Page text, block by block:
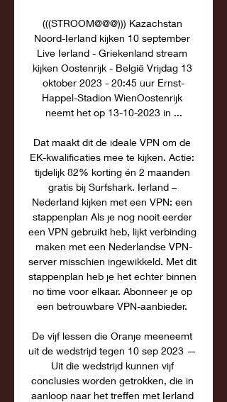
(((STROOM@@@))) Kazachstan
Noord-Ierland kijken 10 september
Live Ierland - Griekenland stream
kijken Oostenrijk - België Vrijdag 13
oktober 2023 - 20:45 uur Ernst-
Happel-Stadion WienOostenrijk
neemt het op 13-10-2023 in ...
Dat maakt dit de ideale VPN om de
EK-kwalificaties mee te kijken. Actie:
tijdelijk 82% korting én 2 maanden
gratis bij Surfshark. Ierland –
Nederland kijken met een VPN: een
stappenplan Als je nog nooit eerder
een VPN gebruikt heb, lijkt verbinding
maken met een Nederlandse VPN-
server misschien ingewikkeld. Met dit
stappenplan heb je het echter binnen
no time voor elkaar. Abonneer je op
een betrouwbare VPN-aanbieder.
De vijf lessen die Oranje meeneemt
uit de wedstrijd tegen 10 sep 2023 —
Uit die wedstrijd kunnen vijf
conclusies worden getrokken, die in
aanloop naar het treffen met Ierland